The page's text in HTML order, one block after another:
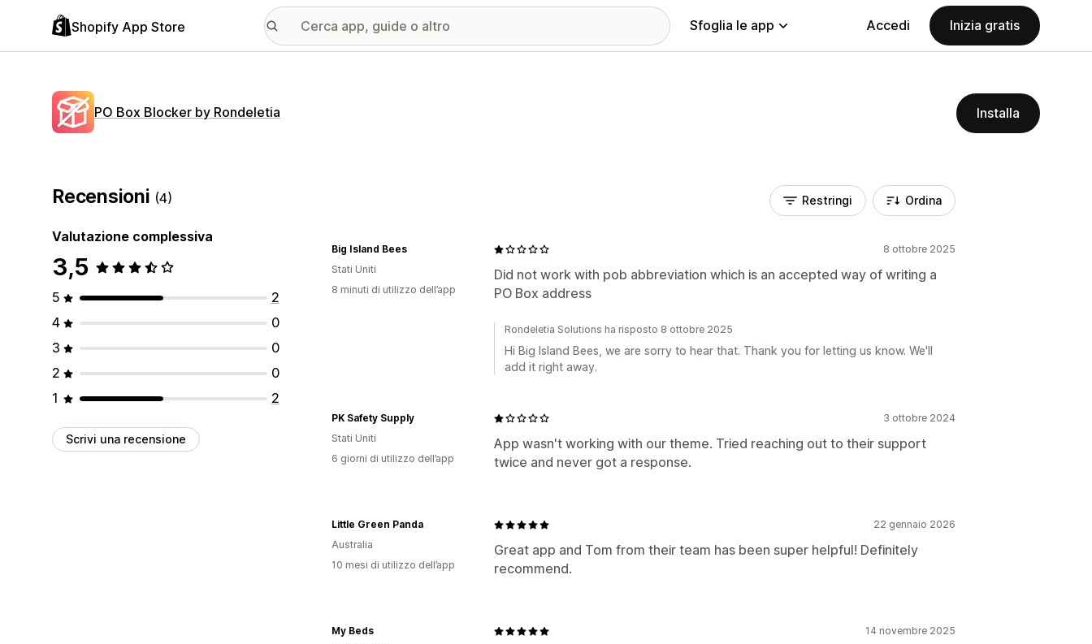
Shopify App Store Sfoglia le app Accedi Inizia gratis
PO Box Blocker by Rondeletia Installa
Recensioni (4)
Valutazione complessiva
3,5
5
2
4
0
3
0
2
0
1
2
Scrivi una recensione
Restringi Ordina
8 ottobre 2025
Did not work with pob abbreviation which is an accepted way of writing a
PO Box address
Big Island Bees
Stati Uniti
8 minuti di utilizzo dell’app
Rondeletia Solutions ha risposto 8 ottobre 2025
Hi Big Island Bees, we are sorry to hear that. Thank you for letting us know. We'll
add it right away.
3 ottobre 2024
App wasn't working with our theme. Tried reaching out to their support
twice and never got a response.
PK Safety Supply
Stati Uniti
6 giorni di utilizzo dell’app
22 gennaio 2026
Great app and Tom from their team has been super helpful! Definitely
recommend.
Little Green Panda
Australia
10 mesi di utilizzo dell’app
14 novembre 2025
My Beds